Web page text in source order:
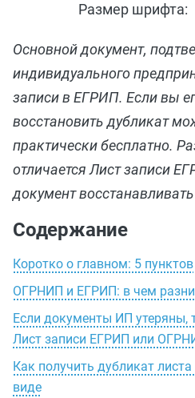
Размер шрифта:
Основной документ,
индивидуального
записи в ЕГРИП. Если вы
восстановить дубликат
практически бесплатно.
отличается Лист записи
документ
Содержание
Коротко о главном: 5 пунктов
ОГРНИП и ЕГРИП: в чем
Если документы ИП утеряны,
Лист записи ЕГРИП или
Как получить дубликат
виде